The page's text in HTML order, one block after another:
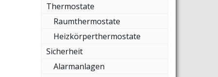
Thermostate
Raumthermostate
Heizkörperthermostate
Sicherheit
Alarmanlagen